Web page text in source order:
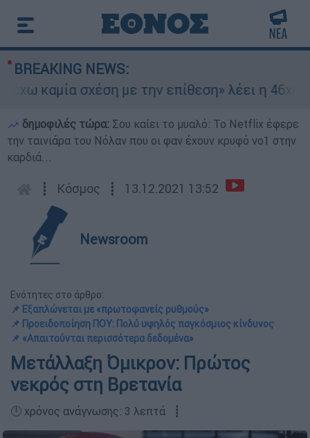
BREAKING NEWS:
σχέση με την επίθεση» λέει η 46χρονη -
δημοφιλές τώρα: Σου καίει το μυαλό: Το Netflix έφερε
την ταινιάρα του Νόλαν που οι φαν έχουν κρυφό νο1 στην
καρδιά...
┋ Κόσμος ┋ 13.12.2021 13:52
Newsroom
Ενότητες στο άρθρο:
📌 Εξαπλώνεται με «πρωτοφανείς ρυθμούς»
📌 Προειδοποίηση ΠΟΥ: Πολύ υψηλός παγκόσμιος κίνδυνος
📌 «Απαιτούνται περισσότερα δεδομένα»
Μετάλλαξη Όμικρον: Πρώτος
νεκρός στη Βρετανία
🕛 χρόνος ανάγνωσης: 3 λεπτά ┋